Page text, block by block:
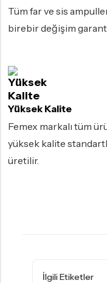
Tüm far ve sis
birebir değişim
Yüksek Kalite
Femex markalı tüm
yüksek kalite
üretilir.
İlgili Etiketler